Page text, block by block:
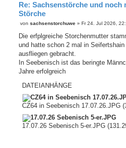
Re: Sachsenstörche und noch
Störche
B
r
a
von sachsenstorchuwe » Fr 24. Jul 2026,
Die erfplgreiche Storchenmutter
und hatte schon 2 mal in
ausfliegen gebracht.
In Seebenisch ist das beringte
Jahre erfolgreich
DATEIANHÄNGE
CZ64 in Seebenisch 17.07.26.JPG
17.07.26 Sebenisch 5-er.JPG